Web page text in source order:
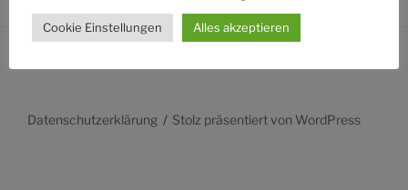
Datenschutzerklärung Stolz präsentiert von WordPress
Cookie Einstellungen Alles akzeptieren